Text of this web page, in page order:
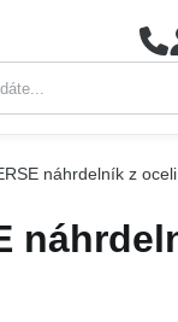
náhrdelník z oceli